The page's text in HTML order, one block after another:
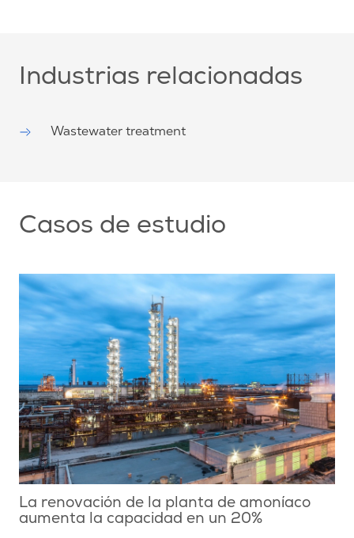
Industrias relacionadas
Wastewater treatment
Casos de estudio
La renovación de la planta de amoníaco
aumenta la capacidad en un 20%